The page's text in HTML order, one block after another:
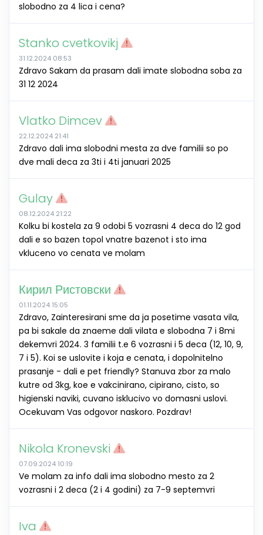
slobodno za 4 lica i cena?
Stanko cvetkovikj
31.12.2024 08:53
Zdravo Sakam da prasam dali imate slobodna soba za
31 12 2024
Vlatko Dimcev
22.12.2024 21:41
Zdravo dali ima slobodni mesta za dve familii so po
dve mali deca za 3ti i 4ti januari 2025
Gulay
08.12.2024 21:22
Kolku bi kostela za 9 odobi 5 vozrasni 4 deca do 12 god
dali e so bazen topol vnatre bazenot i sto ima
vkluceno vo cenata ve molam
Кирил Ристовски
01.11.2024 15:05
Zdravo, Zainteresirani sme da ja posetime vasata vila,
pa bi sakale da znaeme dali vilata e slobodna 7 i 8mi
dekemvri 2024. 3 familii t.e 6 vozrasni i 5 deca (12, 10, 9,
7 i 5). Koi se uslovite i koja e cenata, i dopolnitelno
prasanje - dali e pet friendly? Stanuva zbor za malo
kutre od 3kg, koe e vakcinirano, cipirano, cisto, so
higienski naviki, cuvano isklucivo vo domasni uslovi.
Ocekuvam Vas odgovor naskoro. Pozdrav!
Nikola Kronevski
07.09.2024 10:19
Ve molam za info dali ima slobodno mesto za 2
vozrasni i 2 deca (2 i 4 godini) za 7-9 septemvri
Iva